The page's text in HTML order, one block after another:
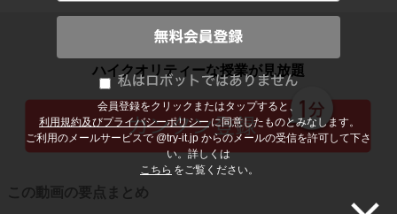
会員登録をクリックまたはタップすると、
利用規約及びプライバシーポリシー に同意したものとみなします。
ご利用のメールサービスで @try-it.jp からのメールの受信を許可して下さ
い。詳しくは
こちら をご覧ください。
子どもの勉強から大人の学び直しまで
ハイクオリティーな授業が見放題
この動画の要点まとめ